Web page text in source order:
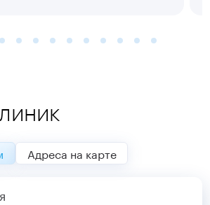
Адреса на карте